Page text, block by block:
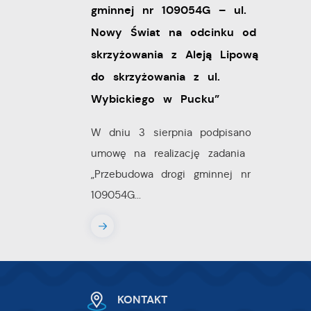
gminnej nr 109054G – ul.
Nowy Świat na odcinku od
skrzyżowania z Aleją Lipową
do skrzyżowania z ul.
Wybickiego w Pucku”
W dniu 3 sierpnia podpisano
umowę na realizację zadania
„Przebudowa drogi gminnej nr
109054G...
KONTAKT